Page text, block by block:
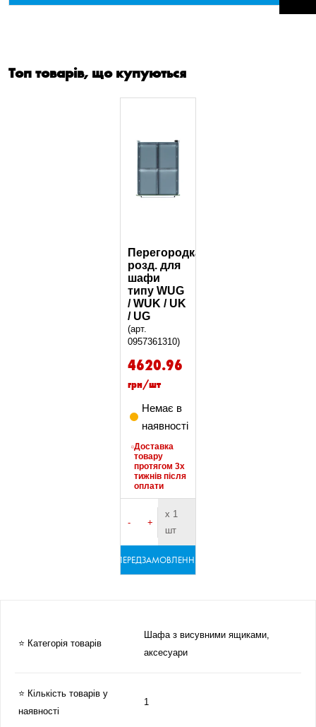
Топ товарів, що купуються
Перегородка
розд. для
шафи
типу WUG
/ WUK / UK
/ UG
(арт.
0957361310)
4620.96
грн/шт
Немає в
наявності
Доставка
товару
протягом 3х
тижнів після
оплати
- +
х 1
шт
ПЕРЕДЗАМОВЛЕННЯ
⭐ Категорія товарів
Шафа з висувними ящиками,
аксесуари
⭐ Кількість товарів у
наявності
1